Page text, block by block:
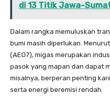
di 13 Titik Jawa-
Dalam rangka memuluskan
bumi masih diperlukan.
(AEO7), migas merupakan
pasok yang mapan dan dapat
misalnya, berperan penting
serta energi beremisi rendah.